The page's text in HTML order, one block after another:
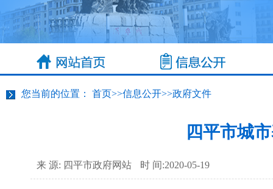
您当前的位置： 首页>>信息公开>>政府文件
四平市城
来 源: 四平市政府网站 时 间:2020-05-19